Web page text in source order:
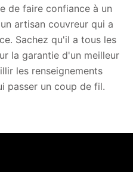
de faire confiance à un
artisan couvreur qui a
Sachez qu'il a tous les
la garantie d'un meilleur
les renseignements
passer un coup de fil.